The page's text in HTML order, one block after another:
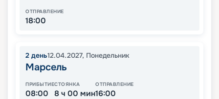
ОТПРАВЛЕНИЕ
18:00
2 день12.04.2027, Понедельник
Марсель
ПРИБЫТИЕ
08:00
СТОЯНКА
8 ч 00 мин
ОТПРАВЛЕНИЕ
16:00